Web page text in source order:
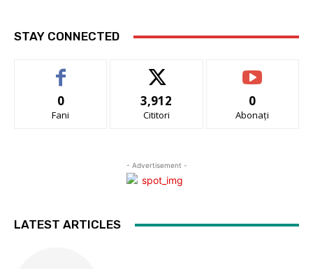
STAY CONNECTED
0
Fani
3,912
Cititori
0
Abonați
- Advertisement -
LATEST ARTICLES